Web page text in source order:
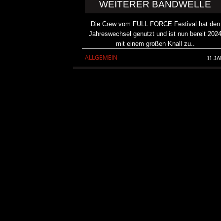
WEITERER BANDWELLE
Die Crew vom FULL FORCE Festival hat den
Jahreswechsel genutzt und ist nun bereit
mit einem großen Knall zu..
ALLGEMEIN 11